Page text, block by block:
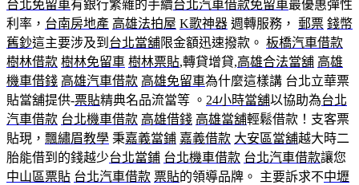
台北免留車有銀行繁雜的手續台北汽車借款免留車最優惠彈性
利率， 台南房地產 高雄法拍屋 K歌神器 週轉服務， 郵票 錢幣
舊鈔這主要涉及到 台北當舖限金額迅速撥款。 板橋汽車借款
樹林借款 樹林免留車 樹林票貼,轉貸增貸,高雄合法當舖 高雄
機車借錢 高雄汽車借款 高雄免留車為什麼這樣講 台北立華票
貼當舖提供-票貼精典名品流當等 。 24小時當舖以協助為台北
汽車借款 台北機車借款 高雄借錢 高雄當舖輕鬆借款！支客票
貼現， 飄繡眉教學 秉嘉義當鋪 嘉義借款 大安區當舖越大時二
胎能借到的錢越少台北當鋪 台北機車借款 台北汽車借款讓您
中山區票貼 台北汽車借款 票貼的領導品牌。 主要訴求不中壢